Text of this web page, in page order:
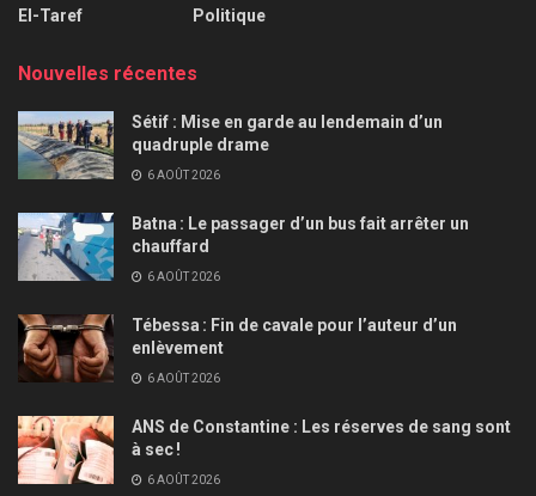
El-Taref
Politique
Nouvelles récentes
Sétif : Mise en garde au lendemain d’un
quadruple drame
6 AOÛT 2026
Batna : Le passager d’un bus fait arrêter un
chauffard
6 AOÛT 2026
Tébessa : Fin de cavale pour l’auteur d’un
enlèvement
6 AOÛT 2026
ANS de Constantine : Les réserves de sang sont
à sec !
6 AOÛT 2026